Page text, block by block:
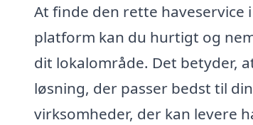
At finde den rette
platform kan du hurtigt og
dit lokalområde. Det betyder,
løsning, der passer bedst til
virksomheder, der kan levere